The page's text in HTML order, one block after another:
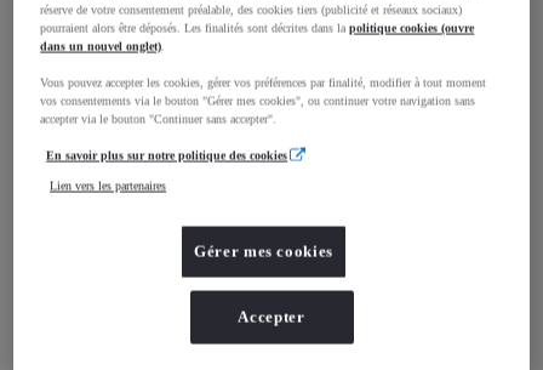
Largeur
1 740mm
Consommation mixte
Émissions CO2
Accélération 0-100km/h
14,9
réserve de votre consentement préalable, des cookies tiers (publicité et réseaux sociaux)
pourraient alors être déposés. Les finalités sont décrites dans lapolitique cookies (ouvre
dans un nouvel onglet).
Vous pouvez accepter les cookies, gérer vos préférences par finalité, modifier à tout moment
vos consentements via le bouton "Gérer mes cookies", ou continuer votre navigation sans
accepter via le bouton "Continuer sans accepter".
En savoir plus sur notre politique des cookies
Lien vers les partenaires
Gérer mes cookies
Accepter